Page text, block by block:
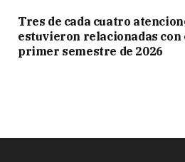
Tres de cada cuatro
estuvieron relacionadas
primer semestre de 2026